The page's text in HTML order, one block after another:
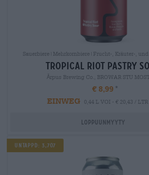
Sauerbiere|Mehrkornbiere|Frucht-, Kräuter-,
tropical riot pastry
Ārpus Brewing Co., BROWAR STU
€ 8,99
EINWEG
0,44 L VOI - € 20,43 / LTR
Loppuunmyyty
Untappd: 3,707